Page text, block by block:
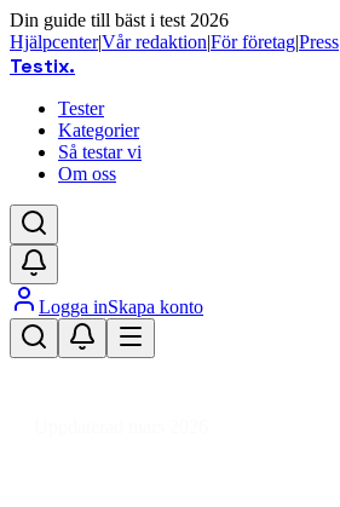
Din guide till bäst i test 2026
Hjälpcenter|Vår redaktion|För företag|Press
Testix.
Tester
Kategorier
Så testar vi
Om oss
Logga inSkapa konto